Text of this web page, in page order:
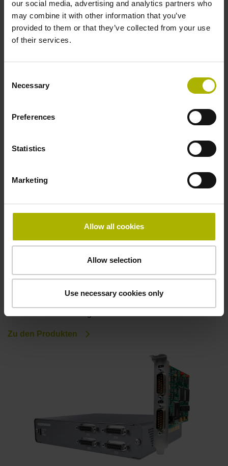
our social media, advertising and analytics partners who
may combine it with other information that you’ve
provided to them or that they’ve collected from your use
of their services.
Selection
Necessary
Preferences
Statistics
Marketing
Allow all cookies
Allow selection
Use necessary cookies only
bis zu drei Temperatursensoren und Kompensation des
zeitlichen Übertragungsverhaltens der
Temperaturmessung für ETEL-Direktantriebe.
Rechnergestützte
Messwerterfassung
Die Signalkonverter ermöglichen den Anschluss von
gleichzeitig eine hohe Auflösung der Messgerätesignale
und eine schnelle Messwerterfassung erfordern: Als
Auswerte-Elektronik bei Prüfplätzen und Mehrstellen-
Zu den Produkten